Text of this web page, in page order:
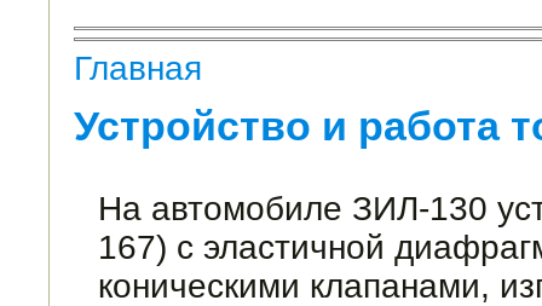
Главная
Устройство и работа
На автомобиле ЗИЛ-130
167) с эла­стичной
коническими клапанами,